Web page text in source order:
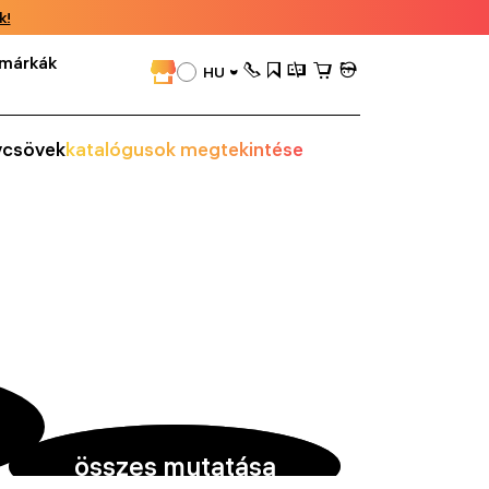
márkák
HU
katalógusok megtekintése
összes mutatása